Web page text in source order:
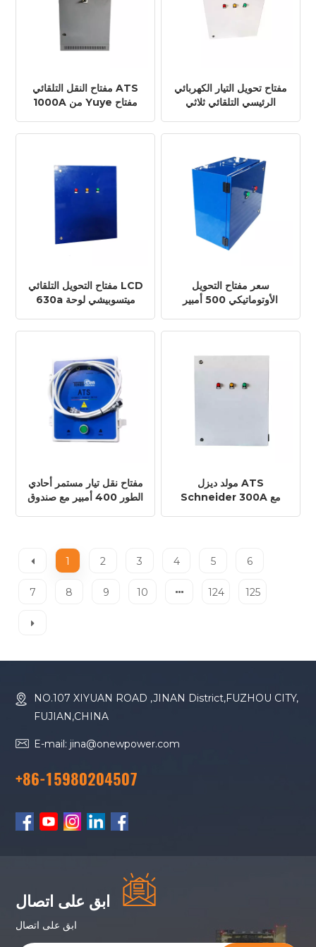
مفتاح النقل التلقائي ATS
1000A من Yuye مفتاح
التجاري لإمداد الطاقة
مفتاح تحويل التيار الكهربائي
الرئيسي التلقائي ثلاثي
بقوة 700 أمبير/700 أمبير،
كيلو فولت أمبير
مفتاح التحويل التلقائي LCD
630a ميتسوبيشي لوحة
سعر مفتاح التحويل
الأوتوماتيكي 500 أمبير
DC
مفتاح نقل تيار مستمر أحادي
الطور 400 أمبير مع صندوق
مولد ديزل ATS
Schneider 300A مع
1 2 3 4 5 6
7 8 9 10 124 125
NO.107 XIYUAN ROAD ,JINAN District,FUZHOU CITY,
FUJIAN,CHINA
E-mail: jina@onewpower.com
+86-15980204507
ابق على اتصال
ابق على اتصال